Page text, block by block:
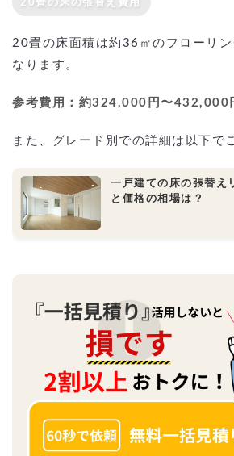
20畳の床の張替え費用
20畳の床面積は約36㎡のフローリン
なります。
参考費用：約324,000円〜432,000
また、グレード別での詳細は以下で
一戸建ての床の張替え
と価格の相場は？